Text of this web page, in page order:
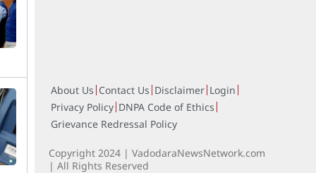
About Us Contact Us Disclaimer Login
Privacy Policy DNPA Code of Ethics
Grievance Redressal Policy
Copyright 2024 | VadodaraNewsNetwork.com
| All Rights Reserved